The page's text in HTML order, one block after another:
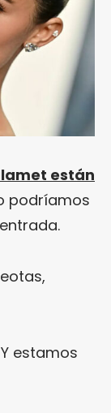
están
podríamos
Y estamos